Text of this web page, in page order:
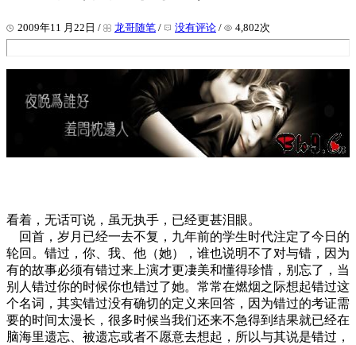
2009年11 月22日 / 龙哥随笔 / 没有评论 / 4,802次
看着，无话可说，虽无执手，已经更甚泪眼。
回首，岁月已经一去不复，九年前的学生时代注定了今日的
轮回。错过，你、我、他（她），谁也说明不了对与错，因为
有的故事必须有错过来上演才更凄美和懂得珍惜，别忘了，当
别人错过你的时候你也错过了她。常常在燃烟之际想起错过这
个名词，其实错过没有确切的定义来回答，因为错过的考证需
要的时间太漫长，很多时候当我们还来不急得到结果就已经在
脑海里遗忘、被遗忘或者不愿意去想起，所以与其说是错过，